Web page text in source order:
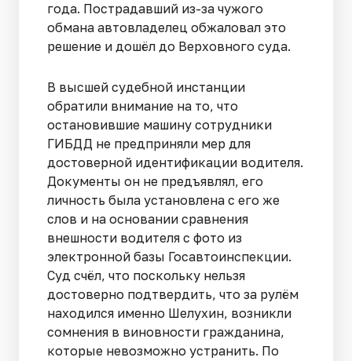
года. Пострадавший из-за чужого
обмана автовладелец обжаловал это
решение и дошёл до Верховного суда.
В высшей судебной инстанции
обратили внимание на то, что
остановившие машину сотрудники
ГИБДД не предприняли мер для
достоверной идентификации водителя.
Документы он не предъявлял, его
личность была установлена с его же
слов и на основании сравнения
внешности водителя с фото из
электронной базы Госавтоинспекции.
Суд счёл, что поскольку нельзя
достоверно подтвердить, что за рулём
находился именно Шелухин, возникли
сомнения в виновности гражданина,
которые невозможно устранить. По